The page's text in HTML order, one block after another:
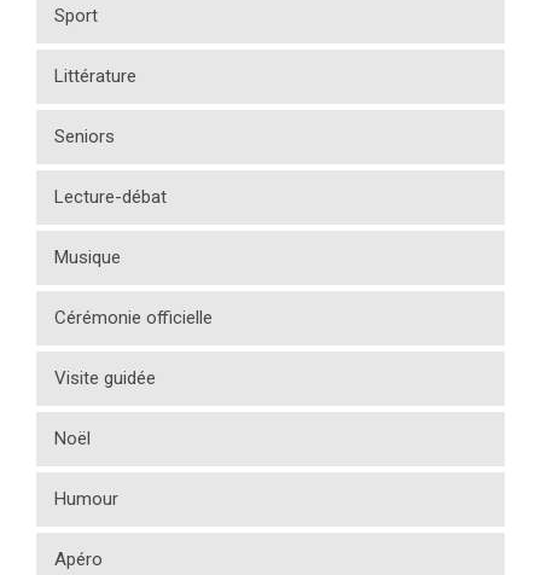
Sport
Littérature
Seniors
Lecture-débat
Musique
Cérémonie officielle
Visite guidée
Noël
Humour
Apéro